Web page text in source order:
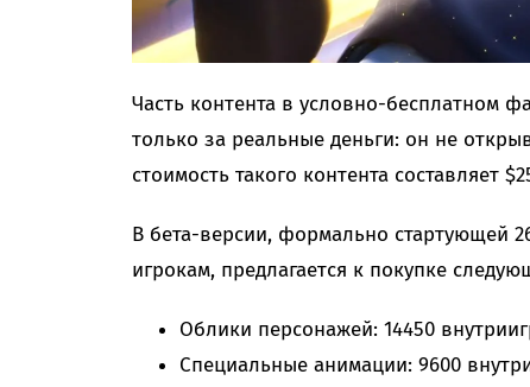
Часть контента в условно-бесплатном
только за реальные деньги: он не
стоимость такого контента составляет
В бета-версии, формально стартующей
игрокам, предлагается к покупке
Облики персонажей: 14450
Специальные анимации: 9600